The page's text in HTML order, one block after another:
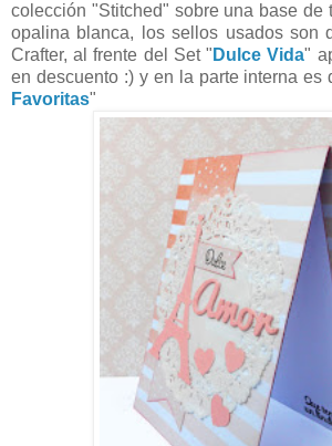
colección "Stitched" sobre una base de
opalina blanca, los sellos usados son
Crafter, al frente del Set " Dulce Vida"
en descuento :) y en la parte interna es
Favoritas"